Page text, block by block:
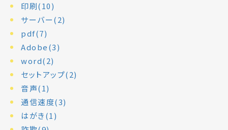
印刷(10)
サーバー(2)
pdf(7)
Adobe(3)
word(2)
セットアップ(2)
音声(1)
通信速度(3)
はがき(1)